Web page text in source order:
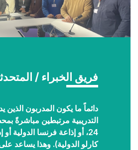
Titre
فريق الخبراء /
Description
دائماً ما يكون المدربون الذين
التدريبية مرتبطين مباشرةً
24، أو إذاعة فرنسا الدولية
كارلو الدولية). وهذا يساعد